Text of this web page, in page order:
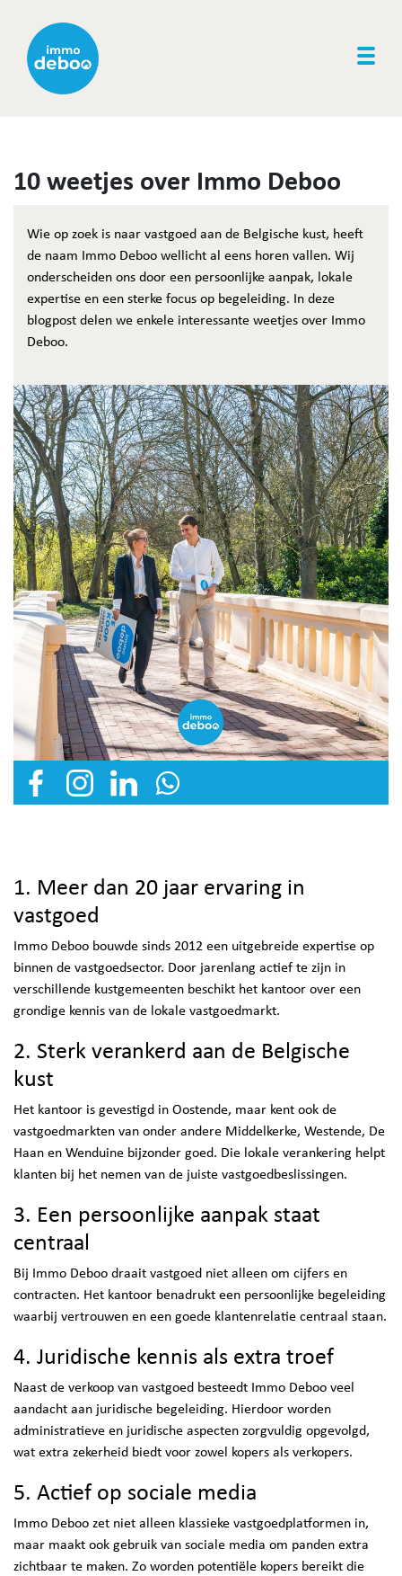
10 weetjes over Immo Deboo
Wie op zoek is naar vastgoed aan de Belgische kust, heeft
de naam Immo Deboo wellicht al eens horen vallen. Wij
onderscheiden ons door een persoonlijke aanpak, lokale
expertise en een sterke focus op begeleiding. In deze
blogpost delen we enkele interessante weetjes over Immo
Deboo.
1. Meer dan 20 jaar ervaring in
vastgoed
Immo Deboo bouwde sinds 2012 een uitgebreide expertise op
binnen de vastgoedsector. Door jarenlang actief te zijn in
verschillende kustgemeenten beschikt het kantoor over een
grondige kennis van de lokale vastgoedmarkt.
2. Sterk verankerd aan de Belgische
kust
Het kantoor is gevestigd in Oostende, maar kent ook de
vastgoedmarkten van onder andere Middelkerke, Westende, De
Haan en Wenduine bijzonder goed. Die lokale verankering helpt
klanten bij het nemen van de juiste vastgoedbeslissingen.
3. Een persoonlijke aanpak staat
centraal
Bij Immo Deboo draait vastgoed niet alleen om cijfers en
contracten. Het kantoor benadrukt een persoonlijke begeleiding
waarbij vertrouwen en een goede klantenrelatie centraal staan.
4. Juridische kennis als extra troef
Naast de verkoop van vastgoed besteedt Immo Deboo veel
aandacht aan juridische begeleiding. Hierdoor worden
administratieve en juridische aspecten zorgvuldig opgevolgd,
wat extra zekerheid biedt voor zowel kopers als verkopers.
5. Actief op sociale media
Immo Deboo zet niet alleen klassieke vastgoedplatformen in,
maar maakt ook gebruik van sociale media om panden extra
zichtbaar te maken. Zo worden potentiële kopers bereikt die